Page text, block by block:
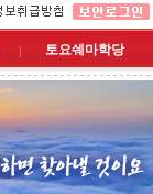
토요쉐마학당